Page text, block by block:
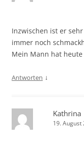
Inzwischen ist er
immer noch
Mein Mann hat
Antworten ↓
Kathrina
19. August